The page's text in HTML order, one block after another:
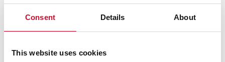
Consent Details About
This website uses cookies
Sicherheitssystem